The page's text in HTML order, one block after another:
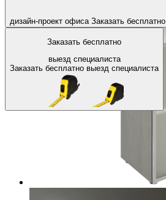
дизайн-проект офиса Заказать бесплатно
Заказать бесплатно
выезд специалиста
Заказать бесплатно выезд специалиста